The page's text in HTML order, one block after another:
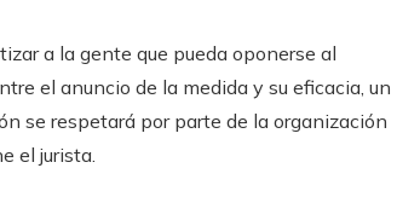
a la gente que pueda oponerse al
el anuncio de la medida y su eficacia, un
se respetará por parte de la organización
el jurista.